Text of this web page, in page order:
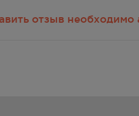
отзыв необходимо